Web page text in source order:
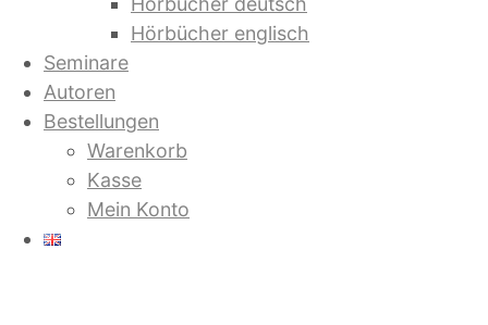
Hörbücher englisch
Seminare
Autoren
Bestellungen
Warenkorb
Kasse
Mein Konto
promovierter
Soziologe. Als
Jugendlicher
engagiert er sich
einige Jahre in der
Aktion „Brot für die
Welt”, wird ab 1967
Aktivist in der
deutschen